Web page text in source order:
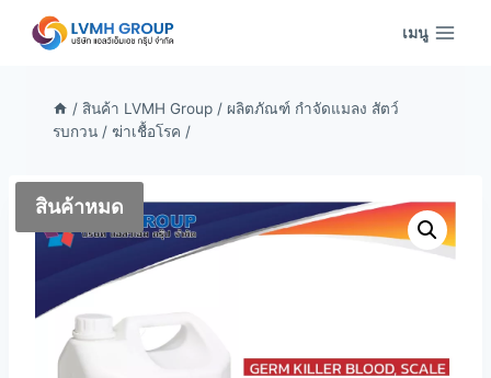
เมนู
/ สินค้า LVMH Group / ผลิตภัณฑ์ กำจัดแมลง สัตว์
รบกวน / ฆ่าเชื้อโรค /
สินค้าหมด